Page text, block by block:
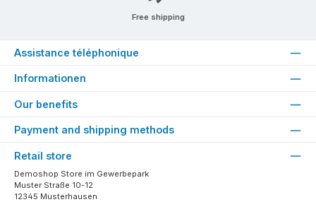
Free shipping
Assistance téléphonique
Informationen
Our benefits
Payment and shipping methods
Retail store
Demoshop Store im Gewerbepark
Muster Straße 10-12
12345 Musterhausen